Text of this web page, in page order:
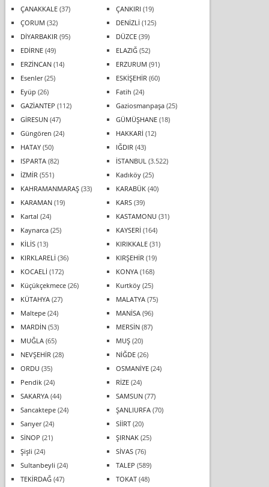
ÇANAKKALE(37) ÇANKIRI (19)
ÇORUM (32) DENİZLİ (125)
DİYARBAKIR (95) DÜZCE(39)
EDİRNE(49) ELAZIĞ(52)
ERZİNCAN(14) ERZURUM (91)
Esenler(25) ESKİŞEHİR (60)
Eyüp (26) Fatih (24)
GAZİANTEP (112) Gaziosmanpaşa(25)
GİRESUN(47) GÜMÜŞHANE(18)
Güngören (24) HAKKARİ (12)
HATAY(50) IĞDIR (43)
ISPARTA(82) İSTANBUL (3.522)
İZMİR (551) Kadıköy(25)
KAHRAMANMARAŞ(33) KARABÜK(40)
KARAMAN(19) KARS(39)
Kartal (24) KASTAMONU (31)
Kaynarca(25) KAYSERİ (164)
KİLİS(13) KIRIKKALE(31)
KIRKLARELİ (36) KIRŞEHİR (19)
KOCAELİ (172) KONYA(168)
Küçükçekmece(26) Kurtköy(25)
KÜTAHYA(27) MALATYA(75)
Maltepe(24) MANİSA(96)
MARDİN(53) MERSİN(87)
MUĞLA(65) MUŞ(20)
NEVŞEHİR (28) NİĞDE(26)
ORDU (35) OSMANİYE(24)
Pendik(24) RİZE(24)
SAKARYA(44) SAMSUN(77)
Sancaktepe(24) ŞANLIURFA(70)
Sarıyer(24) SİİRT(20)
SİNOP (21) ŞIRNAK(25)
Şişli (24) SİVAS(76)
Sultanbeyli (24) TALEP (589)
TEKİRDAĞ(47) TOKAT(48)